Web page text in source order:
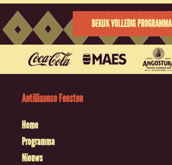
BEKIJK VOLLEDIG PROGRAMMA
Antilliaanse Feesten
Home
Programma
Nieuws